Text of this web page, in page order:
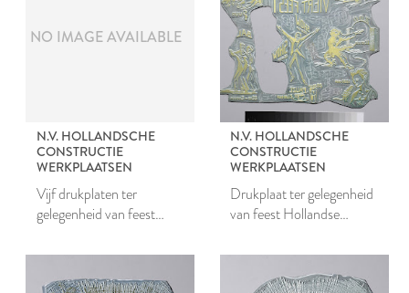
NO IMAGE AVAILABLE
N.V. HOLLANDSCHE
CONSTRUCTIE
WERKPLAATSEN
Vijf drukplaten ter
gelegenheid van feest
Constructiewerkplaatsen
N.V. HOLLANDSCHE
CONSTRUCTIE
WERKPLAATSEN
Drukplaat ter gelegenheid
van feest Hollandse